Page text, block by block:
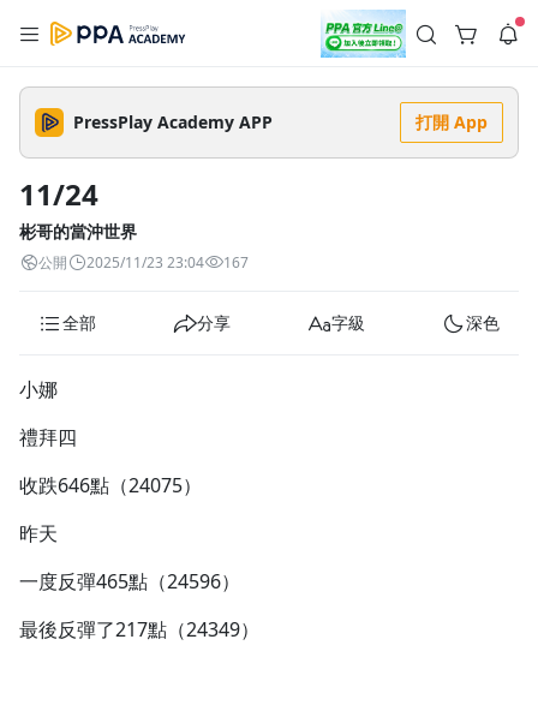
註冊領取 上千元優惠券！
公告
🌞 PPA 避暑津貼．冷氣房升級｜期間快閃活動
即日起 - 8/13（只有一週）-📣 酷暑季好康 \ 再加碼 /→ 點數回饋
無上限🔥購買任一課程 or 訂閱✅ 消費即享回饋 1% 點數✅ 滿
$5,000 回饋 2% 點數🎁 此為 PPA 官方帳號 Line@ 專屬活動，加
查看全部
PressPlay Academy APP 打開 App
11/24
彬哥的當沖世界
公開 2025/11/23 23:04 167
全部 分享 字級 深色
小娜
禮拜四
收跌646點（24075）
昨天
一度反彈465點（24596）
最後反彈了217點（24349）
--:-- --:--
播放速度
1.0x
0.75x
追蹤列表 播放清單